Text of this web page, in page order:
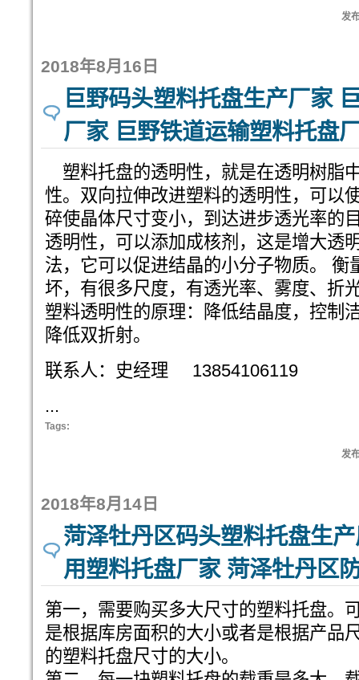
发
2018年8月16日
巨野码头塑料托盘生产厂家
厂家 巨野铁道运输塑料托盘
塑料托盘的透明性，就是在透明树脂
性。双向拉伸改进塑料的透明性，可以
碎使晶体尺寸变小，到达进步透光率的
透明性，可以添加成核剂，这是增大透
法，它可以促进结晶的小分子物质。 衡
坏，有很多尺度，有透光率、雾度、折
塑料透明性的原理：降低结晶度，控制
降低双折射。
联系人：史经理 13854106119
...
Tags:
发
2018年8月14日
菏泽牡丹区码头塑料托盘生
用塑料托盘厂家 菏泽牡丹区
第一，需要购买多大尺寸的塑料托盘。
是根据库房面积的大小或者是根据产品
的塑料托盘尺寸的大小。